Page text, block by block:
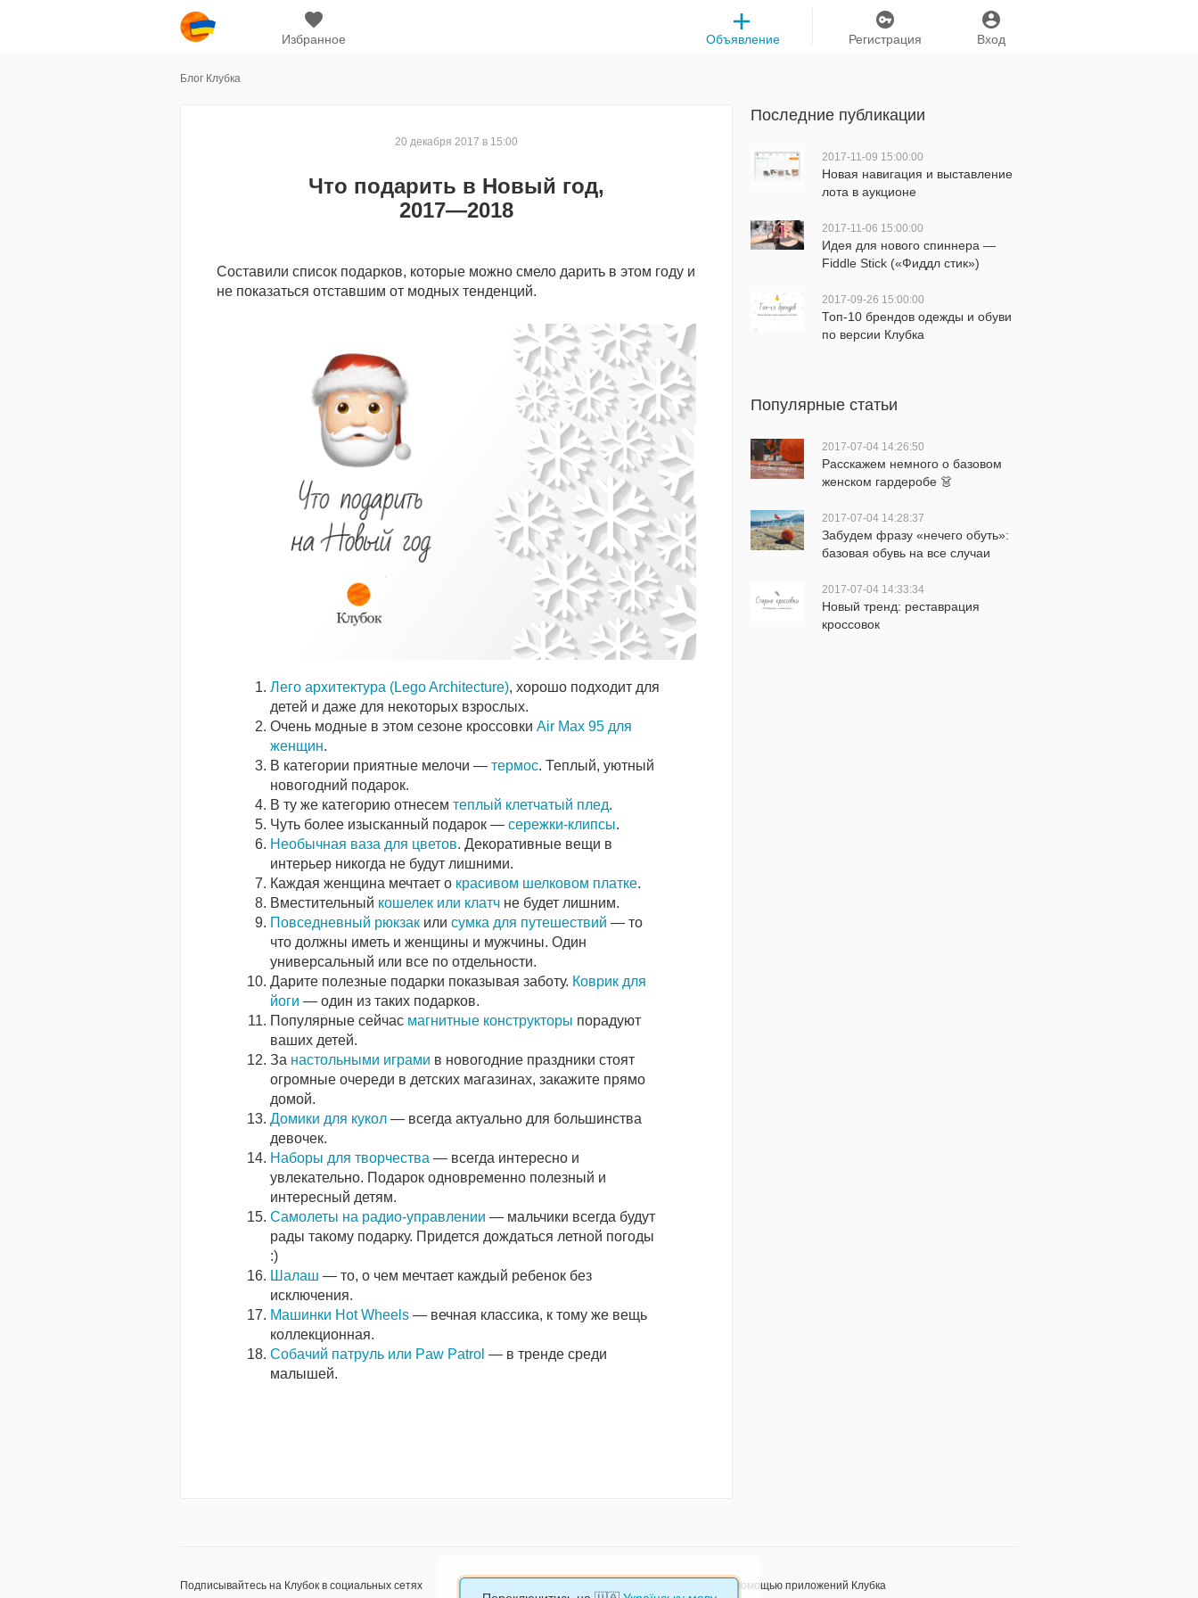
Избранное Вход
Регистрация
Объявление
Блог Клубка
20 декабря 2017 в 15:00
Что подарить в Новый год,
2017—2018
Составили список подарков, которые можно смело дарить в этом году и
не показаться отставшим от модных тенденций.
Лего архитектура (Lego Architecture), хорошо подходит для
детей и даже для некоторых взрослых.
Очень модные в этом сезоне кроссовки Air Max 95 для
женщин.
В категории приятные мелочи — термос. Теплый, уютный
новогодний подарок.
В ту же категорию отнесем теплый клетчатый плед.
Чуть более изысканный подарок — сережки-клипсы.
Необычная ваза для цветов. Декоративные вещи в
интерьер никогда не будут лишними.
Каждая женщина мечтает о красивом шелковом платке.
Вместительный кошелек или клатч не будет лишним.
Повседневный рюкзак или сумка для путешествий — то
что должны иметь и женщины и мужчины. Один
универсальный или все по отдельности.
Дарите полезные подарки показывая заботу. Коврик для
йоги — один из таких подарков.
Популярные сейчас магнитные конструкторы порадуют
ваших детей.
За настольными играми в новогодние праздники стоят
огромные очереди в детских магазинах, закажите прямо
домой.
Домики для кукол — всегда актуально для большинства
девочек.
Наборы для творчества — всегда интересно и
увлекательно. Подарок одновременно полезный и
интересный детям.
Самолеты на радио-управлении — мальчики всегда будут
рады такому подарку. Придется дождаться летной погоды
:)
Шалаш — то, о чем мечтает каждый ребенок без
исключения.
Машинки Hot Wheels — вечная классика, к тому же вещь
коллекционная.
Собачий патруль или Paw Patrol — в тренде среди
малышей.
Последние публикации
2017-11-09 15:00:00
Новая навигация и выставление
лота в аукционе
2017-11-06 15:00:00
Идея для нового спиннера —
Fiddle Stick («Фиддл стик»)
2017-09-26 15:00:00
Топ-10 брендов одежды и обуви
по версии Клубка
Популярные статьи
2017-07-04 14:26:50
Расскажем немного о базовом
женском гардеробе 👗
2017-07-04 14:28:37
Забудем фразу «нечего обуть»:
базовая обувь на все случаи
2017-07-04 14:33:34
Новый тренд: реставрация
кроссовок
Подписывайтесь на Клубок в социальных сетях Будьте всегда на связи с помощью приложений Клубка